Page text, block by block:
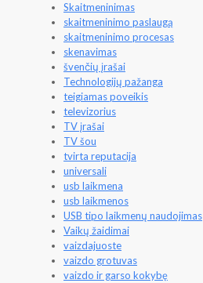
Skaitmeninimas
skaitmeninimo paslaugą
skaitmeninimo procesas
skenavimas
švenčių įrašai
Technologijų pažanga
teigiamas poveikis
televizorius
TV įrašai
TV šou
tvirta reputacija
universali
usb laikmena
usb laikmenos
USB tipo laikmenų naudojimas
Vaikų žaidimai
vaizdajuoste
vaizdo grotuvas
vaizdo ir garso kokybę